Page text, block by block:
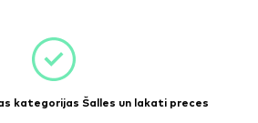
kategorijas Šalles un lakati preces